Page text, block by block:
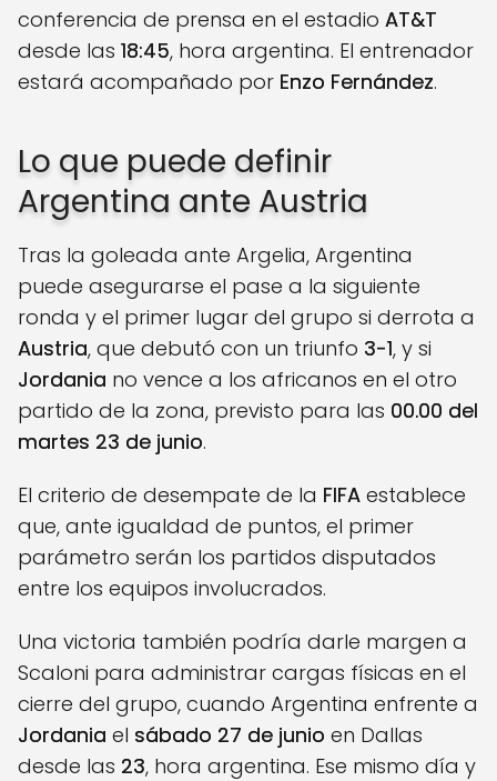
conferencia de prensa en el estadio AT&T
desde las 18:45, hora argentina. El entrenador
estará acompañado por Enzo Fernández.
Lo que puede definir
Argentina ante Austria
Tras la goleada ante Argelia, Argentina
puede asegurarse el pase a la siguiente
ronda y el primer lugar del grupo si derrota a
Austria, que debutó con un triunfo 3-1, y si
Jordania no vence a los africanos en el otro
partido de la zona, previsto para las 00.00 del
martes 23 de junio.
El criterio de desempate de la FIFA establece
que, ante igualdad de puntos, el primer
parámetro serán los partidos disputados
entre los equipos involucrados.
Una victoria también podría darle margen a
Scaloni para administrar cargas físicas en el
cierre del grupo, cuando Argentina enfrente a
Jordania el sábado 27 de junio en Dallas
desde las 23, hora argentina. Ese mismo día y